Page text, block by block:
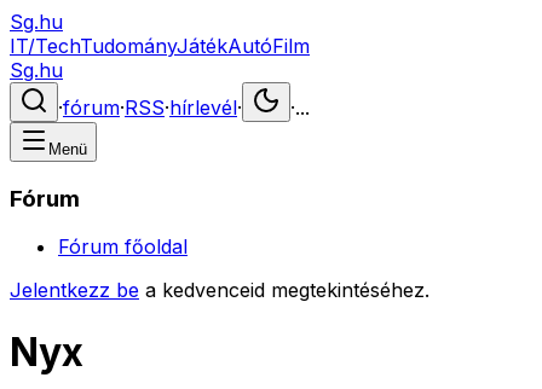
Sg.hu
IT/TechTudományJátékAutóFilm
Sg.hu
·fórum·RSS·hírlevél· ·...
Menü
Fórum
Fórum főoldal
Jelentkezz be a kedvenceid megtekintéséhez.
Nyx